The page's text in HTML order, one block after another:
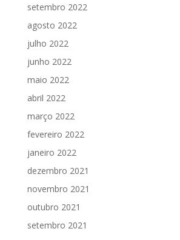
setembro 2022
agosto 2022
julho 2022
junho 2022
maio 2022
abril 2022
março 2022
fevereiro 2022
janeiro 2022
dezembro 2021
novembro 2021
outubro 2021
setembro 2021